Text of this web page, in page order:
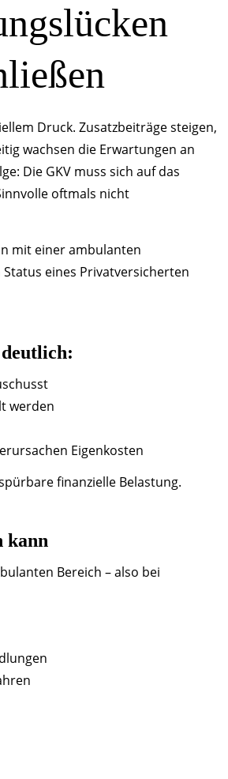
Druck. Zusatzbeiträge steigen,
wachsen die Erwartungen an
Die GKV muss sich auf das
oftmals nicht
mit einer ambulanten
eines Privatversicherten
werden
Eigenkosten
finanzielle Belastung.
kann
Bereich – also bei